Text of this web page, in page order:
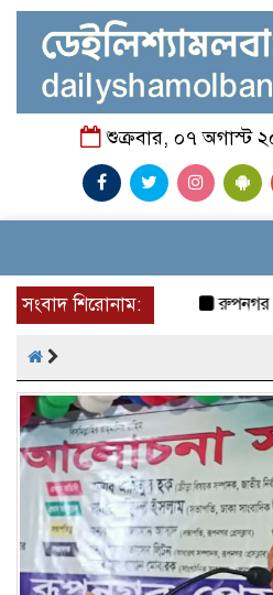
শুক্রবার, ০৭ অগাস্ট
সংবাদ শিরোনাম:
রুপনগর